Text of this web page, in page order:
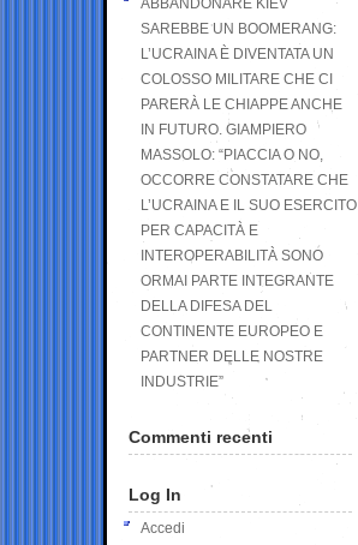
ABBANDONARE KIEV
SAREBBE UN BOOMERANG:
L’UCRAINA È DIVENTATA UN
COLOSSO MILITARE CHE CI
PARERÀ LE CHIAPPE ANCHE
IN FUTURO. GIAMPIERO
MASSOLO: “PIACCIA O NO,
OCCORRE CONSTATARE CHE
L’UCRAINA E IL SUO ESERCITO
PER CAPACITÀ E
INTEROPERABILITÀ SONO
ORMAI PARTE INTEGRANTE
DELLA DIFESA DEL
CONTINENTE EUROPEO E
PARTNER DELLE NOSTRE
INDUSTRIE”
Commenti recenti
Log In
Accedi